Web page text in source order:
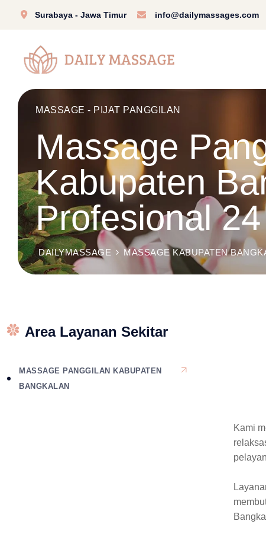
Surabaya - Jawa Timur info@dailymassages.com
MASSAGE - PIJAT PANGGILAN
Massage
Kabupaten
Profesional
DAILYMASSAGE MASSAGE KABUPATEN
Kami
Area Layanan Sekitar
MASSAGE PANGGILAN KABUPATEN
BANGKALAN